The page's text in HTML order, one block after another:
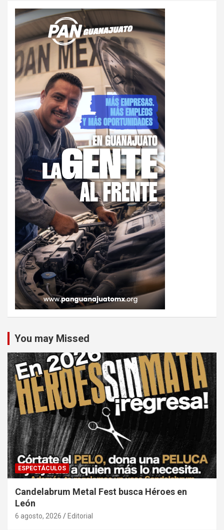
You may Missed
ESPECTÁCULOS
Candelabrum Metal Fest busca Héroes en
León
6 agosto, 2026 Editorial